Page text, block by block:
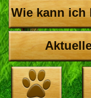
Wie kann ich